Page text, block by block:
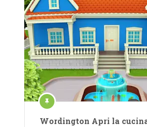
Wordington Apri la